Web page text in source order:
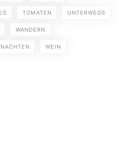
TOMATEN UNTERWEGS
WANDERN
WEIN